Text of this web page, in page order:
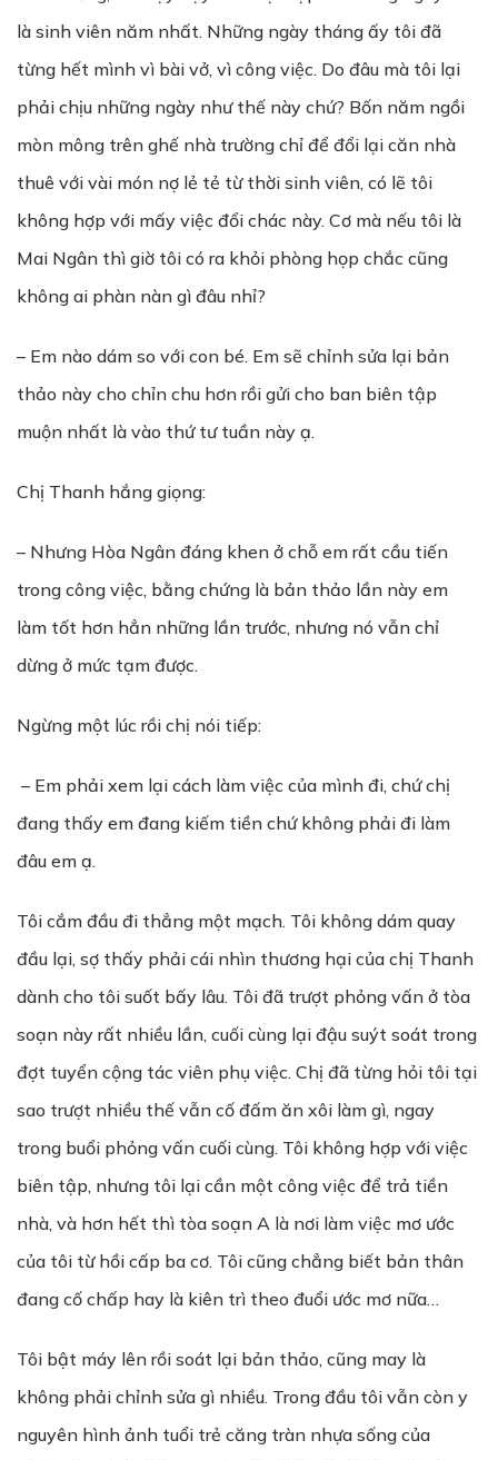
là sinh viên năm nhất. Những ngày tháng ấy tôi đã
từng hết mình vì bài vở, vì công việc. Do đâu mà tôi lại
phải chịu những ngày như thế này chứ? Bốn năm ngồi
mòn mông trên ghế nhà trường chỉ để đổi lại căn nhà
thuê với vài món nợ lẻ tẻ từ thời sinh viên, có lẽ tôi
không hợp với mấy việc đổi chác này. Cơ mà nếu tôi là
Mai Ngân thì giờ tôi có ra khỏi phòng họp chắc cũng
không ai phàn nàn gì đâu nhỉ?
– Em nào dám so với con bé. Em sẽ chỉnh sửa lại bản
thảo này cho chỉn chu hơn rồi gửi cho ban biên tập
muộn nhất là vào thứ tư tuần này ạ.
Chị Thanh hắng giọng:
– Nhưng Hòa Ngân đáng khen ở chỗ em rất cầu tiến
trong công việc, bằng chứng là bản thảo lần này em
làm tốt hơn hẳn những lần trước, nhưng nó vẫn chỉ
dừng ở mức tạm được.
Ngừng một lúc rồi chị nói tiếp:
– Em phải xem lại cách làm việc của mình đi, chứ chị
đang thấy em đang kiếm tiền chứ không phải đi làm
đâu em ạ.
Tôi cắm đầu đi thẳng một mạch. Tôi không dám quay
đầu lại, sợ thấy phải cái nhìn thương hại của chị Thanh
dành cho tôi suốt bấy lâu. Tôi đã trượt phỏng vấn ở tòa
soạn này rất nhiều lần, cuối cùng lại đậu suýt soát trong
đợt tuyển cộng tác viên phụ việc. Chị đã từng hỏi tôi tại
sao trượt nhiều thế vẫn cố đấm ăn xôi làm gì, ngay
trong buổi phỏng vấn cuối cùng. Tôi không hợp với việc
biên tập, nhưng tôi lại cần một công việc để trả tiền
nhà, và hơn hết thì tòa soạn A là nơi làm việc mơ ước
của tôi từ hồi cấp ba cơ. Tôi cũng chẳng biết bản thân
đang cố chấp hay là kiên trì theo đuổi ước mơ nữa…
Tôi bật máy lên rồi soát lại bản thảo, cũng may là
không phải chỉnh sửa gì nhiều. Trong đầu tôi vẫn còn y
nguyên hình ảnh tuổi trẻ căng tràn nhựa sống của